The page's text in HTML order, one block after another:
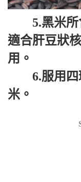
5.黑米所
適合肝豆狀
用。
6.服用四
米。